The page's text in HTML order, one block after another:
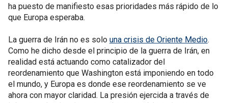
ha puesto de manifiesto esas prioridades más rápido de lo
que Europa esperaba.
La guerra de Irán no es solo una crisis de Oriente Medio.
Como he dicho desde el principio de la guerra de Irán, en
realidad está actuando como catalizador del
reordenamiento que Washington está imponiendo en todo
el mundo, y Europa es donde ese reordenamiento se ve
ahora con mayor claridad. La presión ejercida a través de